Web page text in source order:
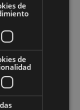
de
de